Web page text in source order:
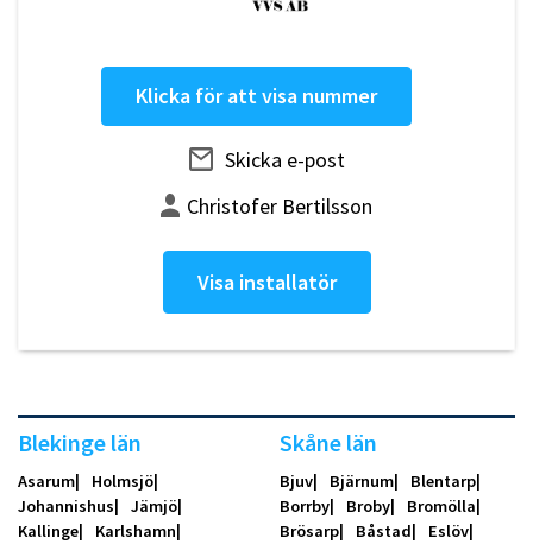
Klicka för att visa nummer
Skicka e-post
Christofer Bertilsson
Visa installatör
Blekinge län
Asarum
Holmsjö
Johannishus
Jämjö
Kallinge
Karlshamn
Skåne län
Bjuv Bjärnum
Blentarp
Borrby
Broby
Bromölla
Brösarp
Båstad
Eslöv